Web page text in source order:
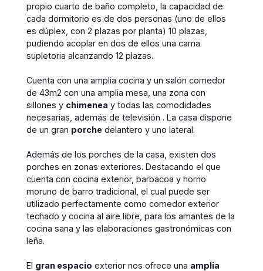
propio cuarto de baño completo, la capacidad de
cada dormitorio es de dos personas (uno de ellos
es dúplex, con 2 plazas por planta) 10 plazas,
pudiendo acoplar en dos de ellos una cama
supletoria alcanzando 12 plazas.
​Cuenta con una amplia cocina y un salón comedor
de 43m2 con una amplia mesa, una zona con
sillones y chimenea y todas las comodidades
necesarias, además de televisión . La casa dispone
de un gran porche delantero y uno lateral.
​Además de los porches de la casa, existen dos
porches en zonas exteriores. Destacando el que
cuenta con cocina exterior, barbacoa y horno
moruno de barro tradicional, el cual puede ser
utilizado perfectamente como comedor exterior
techado y cocina al aire libre, para los amantes de la
cocina sana y las elaboraciones gastronómicas con
leña.
El gran espacio exterior nos ofrece una amplia